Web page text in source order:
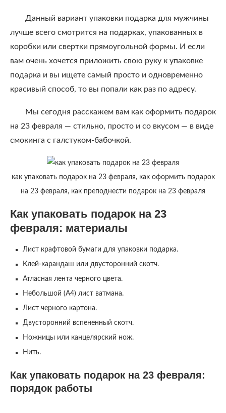
Данный вариант упаковки подарка для мужчины
лучше всего смотрится на подарках, упакованных в
коробки или свертки прямоугольной формы. И если
вам очень хочется приложить свою руку к упаковке
подарка и вы ищете самый просто и одновременно
красивый способ, то вы попали как раз по адресу.
Мы сегодня расскажем вам как оформить подарок
на 23 февраля — стильно, просто и со вкусом — в виде
смокинга с галстуком-бабочкой.
как упаковать подарок на 23 февраля, как оформить подарок
на 23 февраля, как преподнести подарок на 23 февраля
Как упаковать подарок на 23
февраля: материалы
Лист крафтовой бумаги для упаковки подарка.
Клей-карандаш или двусторонний скотч.
Атласная лента черного цвета.
Небольшой (А4) лист ватмана.
Лист черного картона.
Двусторонний вспененный скотч.
Ножницы или канцелярский нож.
Нить.
Как упаковать подарок на 23 февраля:
порядок работы